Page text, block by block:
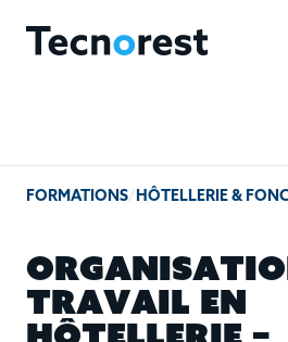
RÉFÉRENCES
FORMATIONS/ HÔTELLERIE &
ORGANISATIO
TRAVAIL EN